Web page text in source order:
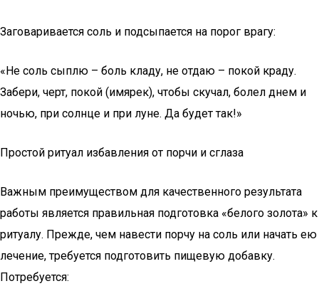
Заговаривается соль и подсыпается на порог врагу:
«Не соль сыплю – боль кладу, не отдаю – покой краду.
Забери, черт, покой (имярек), чтобы скучал, болел днем и
ночью, при солнце и при луне. Да будет так!»
Простой ритуал избавления от порчи и сглаза
Важным преимуществом для качественного результата
работы является правильная подготовка «белого золота» к
ритуалу. Прежде, чем навести порчу на соль или начать ею
лечение, требуется подготовить пищевую добавку.
Потребуется: